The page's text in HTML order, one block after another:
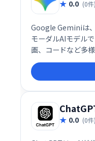
0.0 (0件)
Google Geminiは
モーダルAIモデル
画、コードなど多
る点が特徴です。
ットフォーム上で
タスクを実行でき
0.0 (0件)